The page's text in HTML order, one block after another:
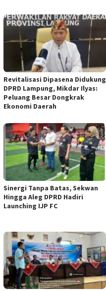
Revitalisasi Dipasena Didukung
DPRD Lampung, Mikdar Ilyas:
Peluang Besar Dongkrak
Ekonomi Daerah
Sinergi Tanpa Batas, Sekwan
Hingga Aleg DPRD Hadiri
Launching IJP FC